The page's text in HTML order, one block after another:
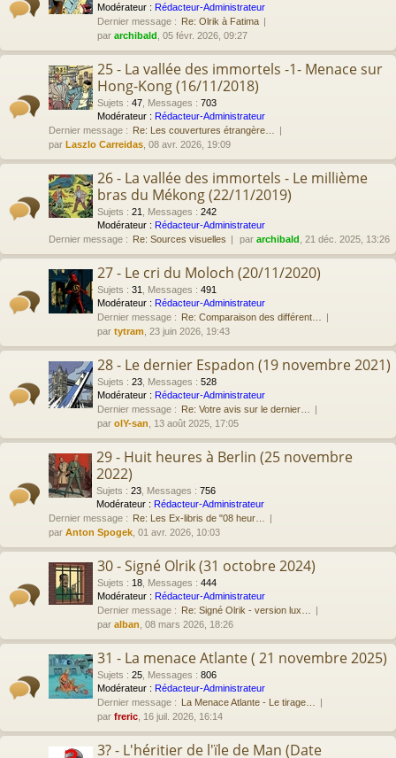
Modérateur : Rédacteur-Administrateur
Dernier message : Re: Olrik à Fatima
par archibald , 05 févr. 2026, 09:27
25 - La vallée des immortels -1- Menace sur
Hong-Kong (16/11/2018)
Sujets : 47 Messages : 703
Modérateur : Rédacteur-Administrateur
Dernier message : Re: Les couvertures étrangère…
par Laszlo Carreidas , 08 avr. 2026, 19:09
26 - La vallée des immortels - Le millième
bras du Mékong (22/11/2019)
Sujets : 21 Messages : 242
Modérateur : Rédacteur-Administrateur
Dernier message : Re: Sources visuelles par archibald , 21 déc. 2025, 13:26
27 - Le cri du Moloch (20/11/2020)
Sujets : 31 Messages : 491
Modérateur : Rédacteur-Administrateur
Dernier message : Re: Comparaison des différent…
par tytram , 23 juin 2026, 19:43
28 - Le dernier Espadon (19 novembre 2021)
Sujets : 23 Messages : 528
Modérateur : Rédacteur-Administrateur
Dernier message : Re: Votre avis sur le dernier…
par olY-san , 13 août 2025, 17:05
29 - Huit heures à Berlin (25 novembre
2022)
Sujets : 23 Messages : 756
Modérateur : Rédacteur-Administrateur
Dernier message : Re: Les Ex-libris de "08 heur…
par Anton Spogek , 01 avr. 2026, 10:03
30 - Signé Olrik (31 octobre 2024)
Sujets : 18 Messages : 444
Modérateur : Rédacteur-Administrateur
Dernier message : Re: Signé Olrik - version lux…
par alban , 08 mars 2026, 18:26
31 - La menace Atlante ( 21 novembre 2025)
Sujets : 25 Messages : 806
Modérateur : Rédacteur-Administrateur
Dernier message : La Menace Atlante - Le tirage…
par freric , 16 juil. 2026, 16:14
3? - L'héritier de l'ïle de Man (Date